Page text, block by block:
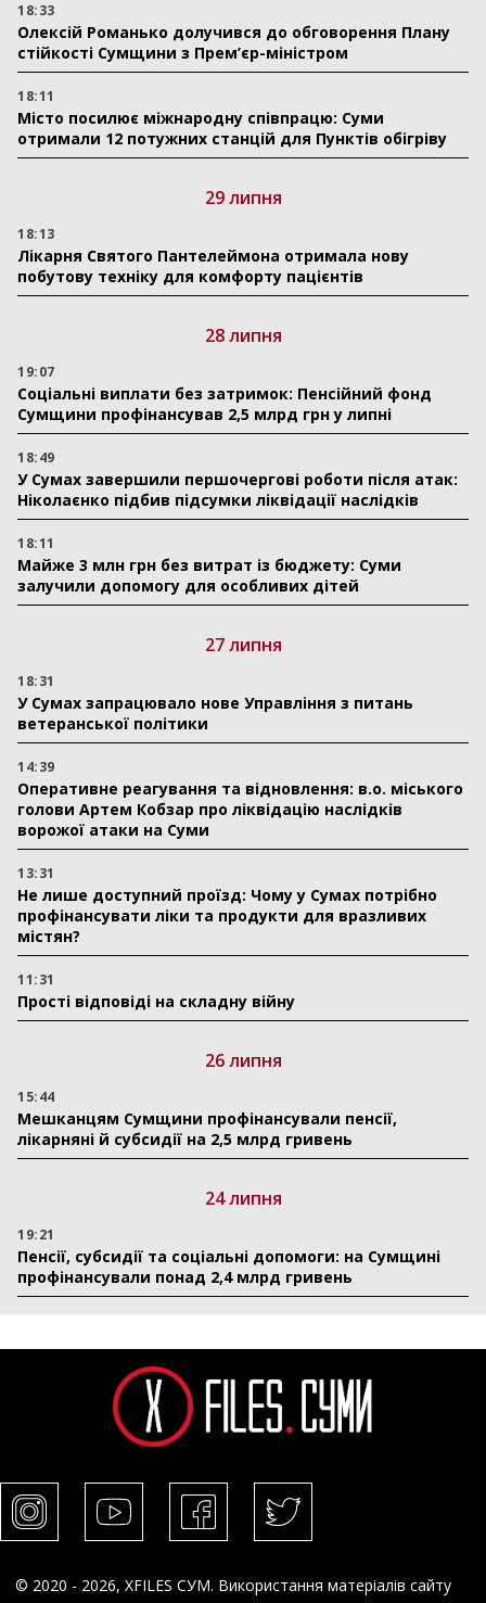
18:33
Олексій Романько долучився до обговорення Плану
стійкості Сумщини з Прем’єр-міністром
18:11
Місто посилює міжнародну співпрацю: Суми
отримали 12 потужних станцій для Пунктів обігріву
29 липня
18:13
Лікарня Святого Пантелеймона отримала нову
побутову техніку для комфорту пацієнтів
28 липня
19:07
Соціальні виплати без затримок: Пенсійний фонд
Сумщини профінансував 2,5 млрд грн у липні
18:49
У Сумах завершили першочергові роботи після атак:
Ніколаєнко підбив підсумки ліквідації наслідків
18:11
Майже 3 млн грн без витрат із бюджету: Суми
залучили допомогу для особливих дітей
27 липня
18:31
У Сумах запрацювало нове Управління з питань
ветеранської політики
14:39
Оперативне реагування та відновлення: в.о. міського
голови Артем Кобзар про ліквідацію наслідків
ворожої атаки на Суми
13:31
Не лише доступний проїзд: Чому у Сумах потрібно
профінансувати ліки та продукти для вразливих
містян?
11:31
Прості відповіді на складну війну
26 липня
15:44
Мешканцям Сумщини профінансували пенсії,
лікарняні й субсидії на 2,5 млрд гривень
24 липня
19:21
Пенсії, субсидії та соціальні допомоги: на Сумщині
профінансували понад 2,4 млрд гривень
© 2020 - 2026, XFILES СУМ. Використання матеріалів сайту